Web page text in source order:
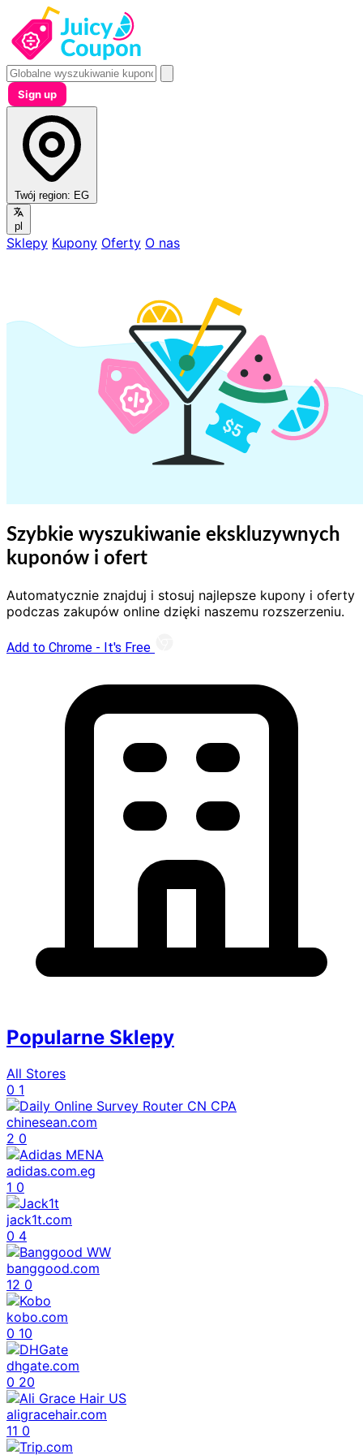
Sign up
Twój region: EG
pl
Sklepy Kupony Oferty O nas
Szybkie wyszukiwanie ekskluzywnych
kuponów i ofert
Automatycznie znajduj i stosuj najlepsze kupony i oferty
podczas zakupów online dzięki naszemu rozszerzeniu.
Add to Chrome - It's Free
Popularne Sklepy
All Stores
0 1
chinesean.com
2 0
adidas.com.eg
1 0
jack1t.com
0 4
banggood.com
12 0
kobo.com
0 10
dhgate.com
0 20
aligracehair.com
11 0